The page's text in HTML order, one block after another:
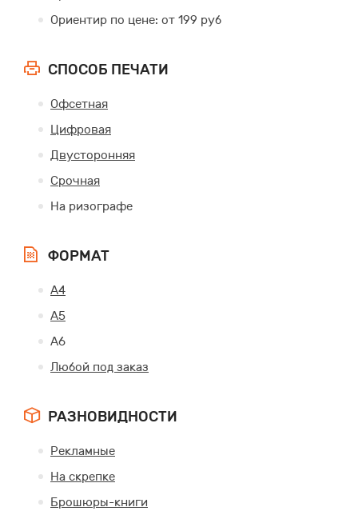
Ориентир по цене: от 199 руб
СПОСОБ ПЕЧАТИ
Офсетная
Цифровая
Двусторонняя
Срочная
На ризографе
ФОРМАТ
А4
А5
А6
Любой под заказ
РАЗНОВИДНОСТИ
Рекламные
На скрепке
Брошюры-книги